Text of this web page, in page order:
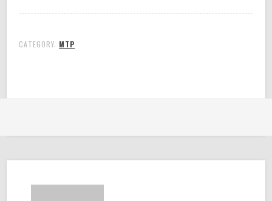
CATEGORY: MTP